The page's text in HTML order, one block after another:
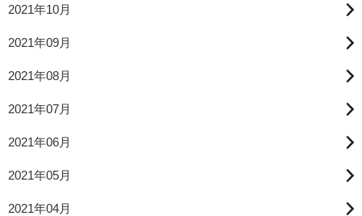
2021年10月
2021年09月
2021年08月
2021年07月
2021年06月
2021年05月
2021年04月